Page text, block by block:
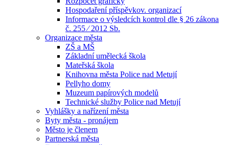
Hospodaření příspěvkov. organizací
Informace o výsledcích kontrol dle § 26 zákona
č. 255 ⁄ 2012 Sb.
Organizace města
ZŠ a MŠ
Základní umělecká škola
Mateřská škola
Knihovna města Police nad Metují
Pellyho domy
Muzeum papírových modelů
Technické služby Police nad Metují
Vyhlášky a nařízení města
Byty města - pronájem
Město je členem
Partnerská města